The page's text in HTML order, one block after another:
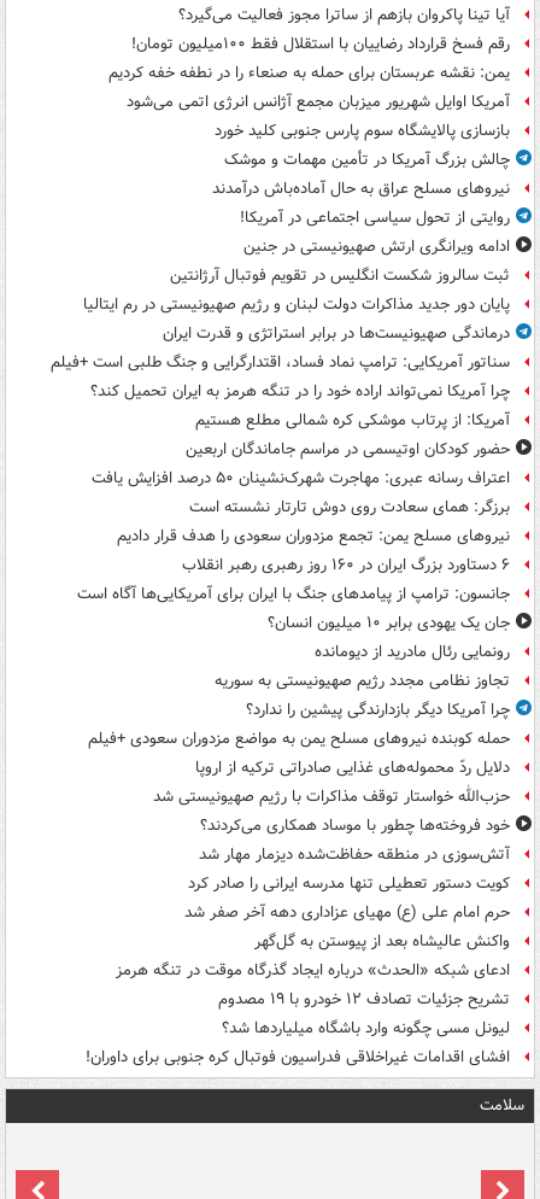
آیا تینا پاکروان بازهم از ساترا مجوز فعالیت می‌گیرد؟
رقم فسخ قرارداد رضاییان با استقلال فقط ۱۰۰میلیون تومان!
یمن: نقشه عربستان برای حمله به صنعاء را در نطفه خفه کردیم
آمریکا اوایل شهریور میزبان مجمع آژانس انرژی اتمی می‌شود
بازسازی پالایشگاه سوم پارس جنوبی کلید خورد
چالش بزرگ آمریکا در تأمین مهمات و موشک
نیروهای مسلح عراق به حال آماده‌باش درآمدند
روایتی از تحول سیاسی اجتماعی در آمریکا!
ادامه ویرانگری ارتش صهیونیستی در جنین
ثبت سالروز شکست انگلیس در تقویم فوتبال آرژانتین
پایان دور جدید مذاکرات دولت لبنان و رژیم صهیونیستی در رم ایتالیا
درماندگی صهیونیست‌ها در برابر استراتژی و قدرت ایران
سناتور آمریکایی: ترامپ نماد فساد، اقتدارگرایی و جنگ طلبی است +فیلم
چرا آمریکا نمی‌تواند اراده خود را در تنگه هرمز به ایران تحمیل کند؟
آمریکا: از پرتاب موشکی کره شمالی مطلع هستیم
حضور کودکان اوتیسمی در مراسم جاماندگان اربعین
اعتراف رسانه عبری: مهاجرت شهرک‌نشینان ۵۰ درصد افزایش یافت
برزگر: همای سعادت روی دوش تارتار نشسته است
نیروهای مسلح یمن: تجمع مزدوران سعودی را هدف قرار دادیم
۶ دستاورد بزرگ ایران در ۱۶۰ روز رهبری رهبر انقلاب
جانسون: ترامپ از پیامدهای جنگ با ایران برای آمریکایی‌ها آگاه است
جان یک یهودی برابر ۱۰ میلیون انسان؟
رونمایی رئال مادرید از دیومانده
تجاوز نظامی مجدد رژیم صهیونیستی به سوریه
چرا آمریکا دیگر بازدارندگی پیشین را ندارد؟
حمله کوبنده نیروهای مسلح یمن به مواضع مزدوران سعودی +فیلم
دلایل ردّ محموله‌های غذایی صادراتی ترکیه از اروپا
حزب‌الله خواستار توقف مذاکرات با رژیم صهیونیستی شد
خود فروخته‌ها چطور با موساد همکاری می‌کردند؟
آتش‌سوزی در منطقه حفاظت‌شده دیزمار مهار شد
کویت دستور تعطیلی تنها مدرسه ایرانی را صادر کرد
حرم امام علی (ع) مهیای عزاداری دهه آخر صفر شد
واکنش عالیشاه بعد از پیوستن به گل‌گهر
ادعای شبکه «الحدث» درباره ایجاد گذرگاه موقت در تنگه هرمز
تشریح جزئیات تصادف ۱۲ خودرو با ۱۹ مصدوم
لیونل مسی چگونه وارد باشگاه میلیاردها شد؟
افشای اقدامات غیراخلاقی فدراسیون فوتبال کره جنوبی برای داوران!
سلامت